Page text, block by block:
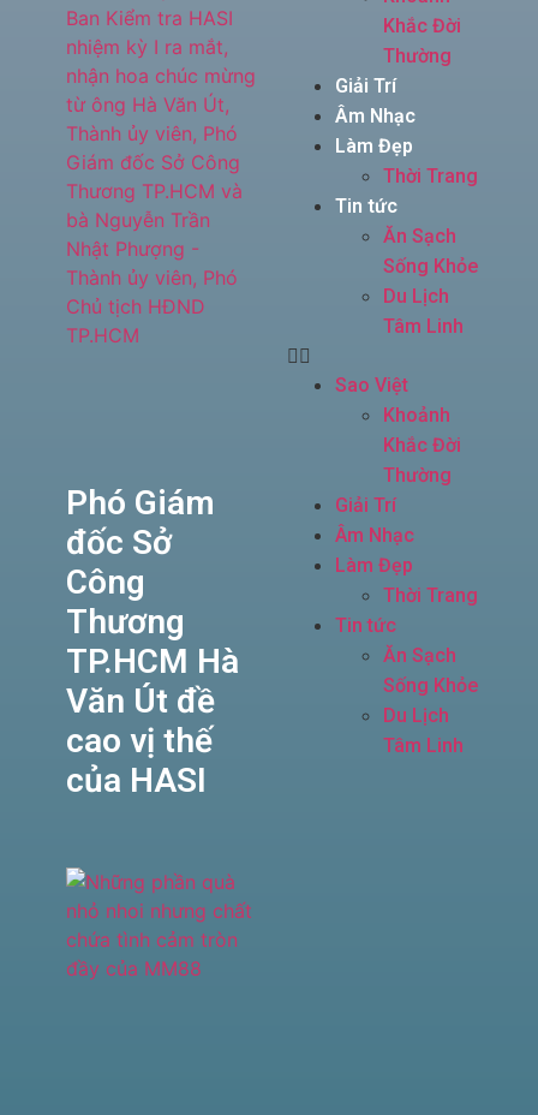
Phó Giám
đốc Sở
Công
Thương
TP.HCM Hà
Văn Út đề
cao vị thế
của HASI
Khắc Đời
Thường
Giải Trí
Âm Nhạc
Làm Đẹp
Thời Trang
Tin tức
Ăn Sạch
Sống Khỏe
Du Lịch
Tâm Linh
Sao Việt
Khoảnh
Khắc Đời
Thường
Giải Trí
Âm Nhạc
Làm Đẹp
Thời Trang
Tin tức
Ăn Sạch
Sống Khỏe
Du Lịch
Tâm Linh